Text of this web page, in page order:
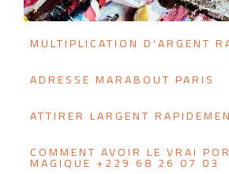
MULTIPLICATION D'ARGENT
ADRESSE MARABOUT PARIS
ATTIRER LARGENT
COMMENT AVOIR LE VRAI
MAGIQUE +229 68 26 07 03